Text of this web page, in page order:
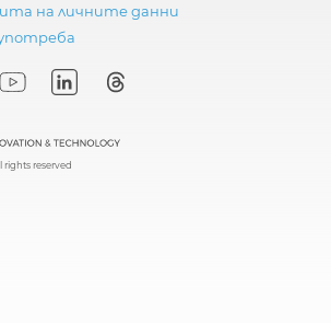
на личните данни
rights reserved